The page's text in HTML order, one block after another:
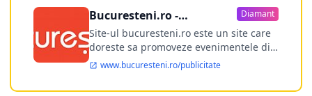
Bucuresteni.ro -
publicitate online
Diamant
Site-ul bucuresteni.ro este un site care
doreste sa promoveze evenimentele din
Bucuresti si nu numai, sa puna la
dispozitia utilizatorului cea mai
performanta harta electronica a
www.bucuresteni.ro/publicitate